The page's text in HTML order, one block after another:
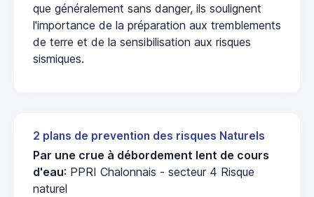
que généralement sans danger, ils soulignent
l'importance de la préparation aux tremblements
de terre et de la sensibilisation aux risques
sismiques.
2 plans de prevention des risques Naturels
Par une crue à débordement lent de cours
d'eau: PPRI Chalonnais - secteur 4 Risque
naturel